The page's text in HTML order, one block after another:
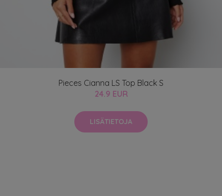
Pieces Cianna LS Top Black S
24.9 EUR
LISÄTIETOJA